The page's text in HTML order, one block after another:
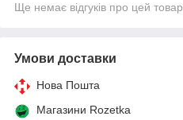
Ще немає відгуків про цей товар
Умови доставки
Нова Пошта
Магазини Rozetka